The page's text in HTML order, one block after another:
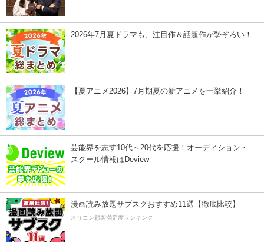
2026年7月夏ドラマも、注目作＆話題作が勢ぞろい！
【夏アニメ2026】7月期夏の新アニメを一挙紹介！
芸能界を志す10代～20代を応援！オーディション・
スクール情報はDeview
漫画読み放題サブスクおすすめ11選【徹底比較】
オリコン顧客満足度ランキング